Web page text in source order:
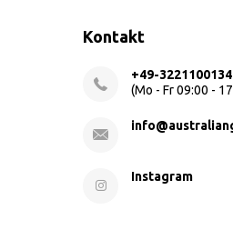
Kontakt
+49-
(Mo - Fr 09:00 -
Instagram